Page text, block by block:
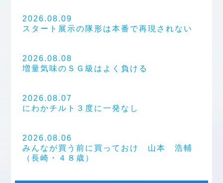
2026.08.09
スタート展示の隊形は本番で再現されない
2026.08.08
増量気味のＳＧ級はよく負ける
2026.08.07
にわかチルト３度に一発なし
2026.08.06
みんなが買う前に買っておけ 山本 浩輔
（長崎・４８歳）